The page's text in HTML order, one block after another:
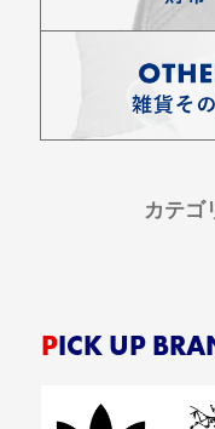
カテゴ
PICK UP